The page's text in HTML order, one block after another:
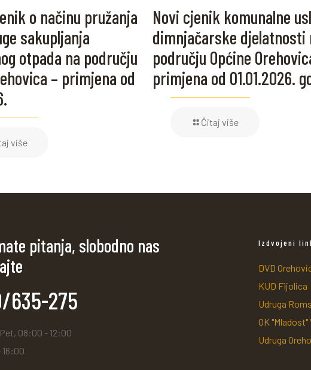
o načinu pružanja
sakupljanja
otpada na području
– primjena od
više
Novi cjenik komunalne
dimnjačarske djelatnosti
području Općine
primjena od 01.01.2026.
Čitaj više
pitanja, slobodno nas
635-275
08:00 - 12:00
16:00
Izdvojeni
DVD
KUD Fijolica
Udruga
OK "Mladost"
Udruga